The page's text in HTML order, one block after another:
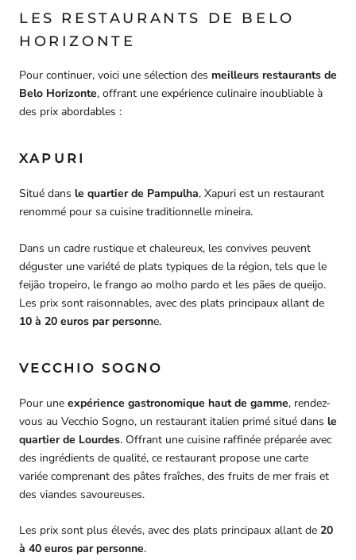
LES RESTAURANTS DE BELO
HORIZONTE
Pour continuer, voici une sélection des meilleurs restaurants de
Belo Horizonte, offrant une expérience culinaire inoubliable à
des prix abordables :
XAPURI
Situé dans le quartier de Pampulha, Xapuri est un restaurant
renommé pour sa cuisine traditionnelle mineira.
Dans un cadre rustique et chaleureux, les convives peuvent
déguster une variété de plats typiques de la région, tels que le
feijão tropeiro, le frango ao molho pardo et les pães de queijo.
Les prix sont raisonnables, avec des plats principaux allant de
10 à 20 euros par personne.
VECCHIO SOGNO
Pour une expérience gastronomique haut de gamme, rendez-
vous au Vecchio Sogno, un restaurant italien primé situé dans le
quartier de Lourdes. Offrant une cuisine raffinée préparée avec
des ingrédients de qualité, ce restaurant propose une carte
variée comprenant des pâtes fraîches, des fruits de mer frais et
des viandes savoureuses.
Les prix sont plus élevés, avec des plats principaux allant de 20
à 40 euros par personne.